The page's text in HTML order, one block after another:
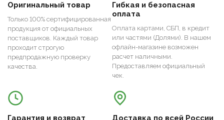
Оригинальный товар
Только 100% сертифицированная
продукция от официальных
поставщиков. Каждый товар
проходит строгую
предпродажную проверку
качества.
Гибкая и безопасная
оплата
Оплата картами, СБП, в кредит
или частями (Долями). В нашем
офлайн-магазине возможен
расчет наличными.
Предоставляем официальный
чек.
Гарантия и возврат Доставка по всей России